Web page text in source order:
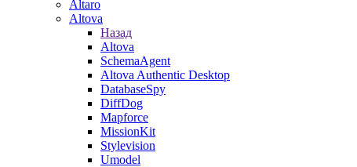
Altaro
Altova
Назад
Altova
SchemaAgent
Altova Authentic Desktop
DatabaseSpy
DiffDog
Mapforce
MissionKit
Stylevision
Umodel